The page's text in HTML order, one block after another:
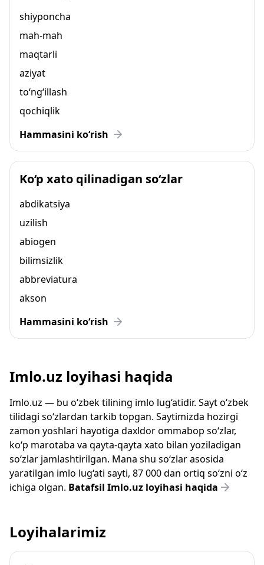
shiyponcha
mah-mah
maqtarli
aziyat
to‘ng‘illash
qochiqlik
Hammasini ko‘rish
Ko‘p xato qilinadigan so‘zlar
abdikatsiya
uzilish
abiogen
bilimsizlik
abbreviatura
akson
Hammasini ko‘rish
Imlo.uz loyihasi haqida
Imlo.uz — bu o‘zbek tilining imlo lug‘atidir. Sayt o‘zbek
tilidagi so‘zlardan tarkib topgan. Saytimizda hozirgi
zamon yoshlari hayotiga daxldor ommabop so‘zlar,
ko‘p marotaba va qayta-qayta xato bilan yoziladigan
so‘zlar jamlashtirilgan. Mana shu so‘zlar asosida
yaratilgan imlo lug‘ati sayti, 87 000 dan ortiq so‘zni o‘z
ichiga olgan. Batafsil Imlo.uz loyihasi haqida
Loyihalarimiz